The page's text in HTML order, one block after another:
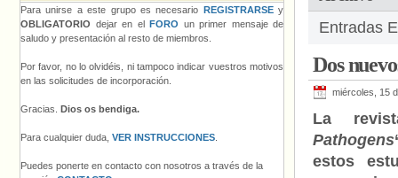
Entradas
Dos
miércoles, 15
La
Pathogens
estos
Para unirse a este grupo es necesario REGISTRARSEy
OBLIGATORIO dejar en el FORO un primer mensaje de
saludo y presentación al resto de miembros.
Por favor, no lo olvidéis, ni tampoco indicar vuestros motivos
en las solicitudes de incorporación.
Gracias. Dios os bendiga.
Para cualquier duda, VER INSTRUCCIONES
Puedes ponerte en contacto con nosotros a través de la